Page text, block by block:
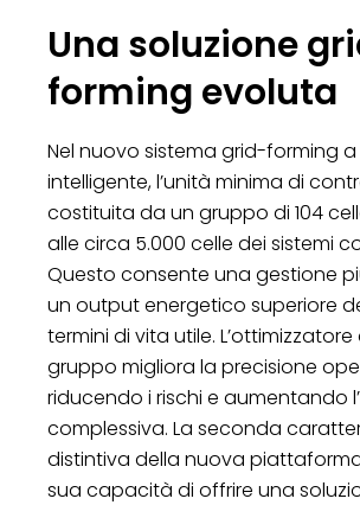
Una soluzione
forming evoluta
Nel nuovo sistema grid-forming
intelligente, l’unità minima di
costituita da un gruppo di 104
alle circa 5.000 celle dei sistemi
Questo consente una gestione
un output energetico superiore
termini di vita utile. L’ottimizzatore
gruppo migliora la precisione
riducendo i rischi e aumentando
complessiva. La seconda
distintiva della nuova
sua capacità di offrire una